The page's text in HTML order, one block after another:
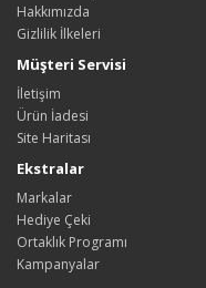
Hakkımızda
Gizlilik İlkeleri
Müşteri Servisi
İletişim
Ürün İadesi
Site Haritası
Ekstralar
Markalar
Hediye Çeki
Ortaklık Programı
Kampanyalar